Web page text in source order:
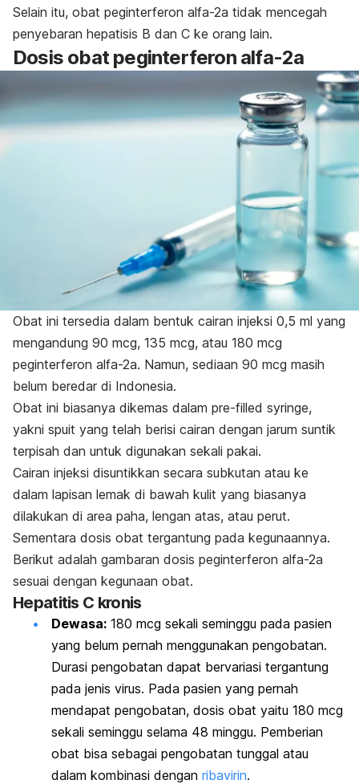
Selain itu, obat peginterferon alfa-2a tidak mencegah
penyebaran hepatisis B dan C ke orang lain.
Dosis obat peginterferon alfa-2a
Obat ini tersedia dalam bentuk cairan injeksi 0,5 ml yang
mengandung 90 mcg, 135 mcg, atau 180 mcg
peginterferon alfa-2a. Namun, sediaan 90 mcg masih
belum beredar di Indonesia.
Obat ini biasanya dikemas dalam pre-filled syringe,
yakni spuit yang telah berisi cairan dengan jarum suntik
terpisah dan untuk digunakan sekali pakai.
Cairan injeksi disuntikkan secara subkutan atau ke
dalam lapisan lemak di bawah kulit yang biasanya
dilakukan di area paha, lengan atas, atau perut.
Sementara dosis obat tergantung pada kegunaannya.
Berikut adalah gambaran dosis peginterferon alfa-2a
sesuai dengan kegunaan obat.
Hepatitis C kronis
Dewasa: 180 mcg sekali seminggu pada pasien
yang belum pernah menggunakan pengobatan.
Durasi pengobatan dapat bervariasi tergantung
pada jenis virus. Pada pasien yang pernah
mendapat pengobatan, dosis obat yaitu 180 mcg
sekali seminggu selama 48 minggu. Pemberian
obat bisa sebagai pengobatan tunggal atau
dalam kombinasi dengan ribavirin.